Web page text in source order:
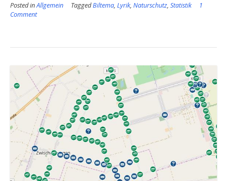
Posted inAllgemein TaggedBiltema, Lyrik, Naturschutz, Statistik
1
Comment